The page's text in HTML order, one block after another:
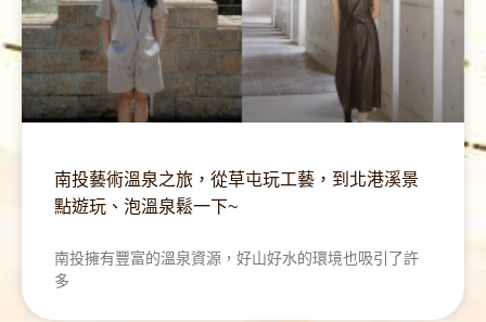
南投藝術溫泉之旅，從草屯玩工藝，到北港溪景
點遊玩、泡溫泉鬆一下~
南投擁有豐富的溫泉資源，好山好水的環境也吸引了許
多